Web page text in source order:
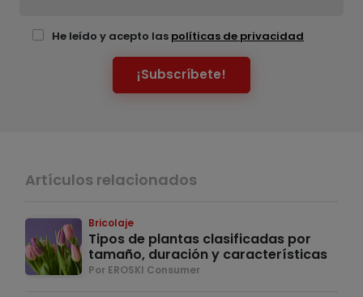
He leído y acepto las políticas de privacidad
¡Subscríbete!
Artículos relacionados
Bricolaje
Tipos de plantas clasificadas por
tamaño, duración y características
Por EROSKI Consumer